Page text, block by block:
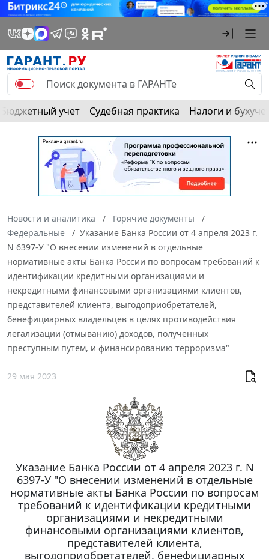
Бюджетный учет Судебная практика Налоги и
Новости и аналитика
Горячие документы
Федеральные
Указание Банка России от 4 апреля 2023 г.
N 6397-У "О внесении изменений в отдельные
нормативные акты Банка России по вопросам требований к
идентификации кредитными организациями и
некредитными финансовыми организациями клиентов,
представителей клиента, выгодоприобретателей,
бенефициарных владельцев в целях противодействия
легализации (отмыванию) доходов, полученных
преступным путем, и финансированию терроризма"
29 мая 2023
Указание Банка России от 4 апреля 2023 г. N
6397-У "О внесении изменений в отдельные
нормативные акты Банка России по вопросам
требований к идентификации кредитными
организациями и некредитными
финансовыми организациями клиентов,
представителей клиента,
выгодоприобретателей, бенефициарных